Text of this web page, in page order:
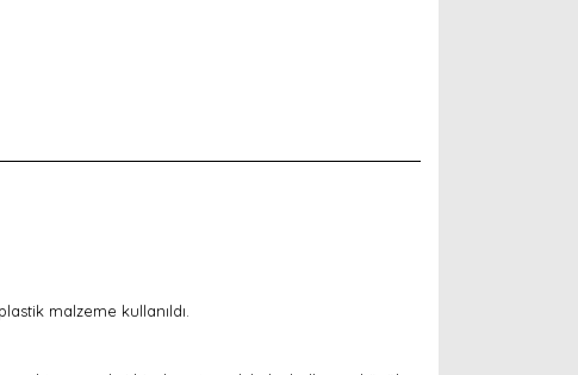
malzeme kullanıldı.